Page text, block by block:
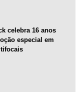
celebra 16 anos
especial em